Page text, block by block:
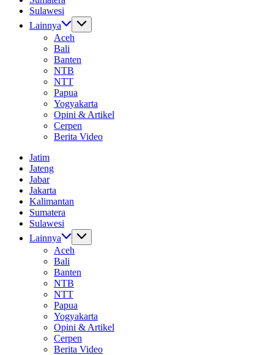
Sulawesi
Lainnya
Aceh
Bali
Banten
NTB
NTT
Papua
Yogyakarta
Opini & Artikel
Cerpen
Berita Video
Jatim
Jateng
Jabar
Jakarta
Kalimantan
Sumatera
Sulawesi
Lainnya
Aceh
Bali
Banten
NTB
NTT
Papua
Yogyakarta
Opini & Artikel
Cerpen
Berita Video